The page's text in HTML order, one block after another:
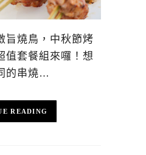
燒鳥，中秋節烤
值套餐組來囉！想
的串燒…
READING